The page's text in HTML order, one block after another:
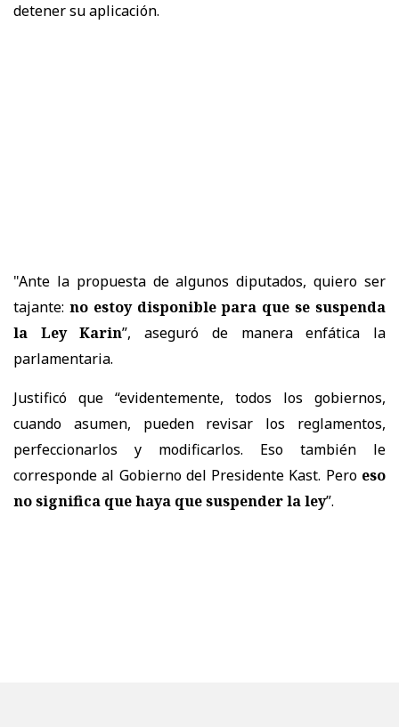
detener su aplicación.
"Ante la propuesta de algunos diputados, quiero ser
tajante: no estoy disponible para que se suspenda
la Ley Karin”, aseguró de manera enfática la
parlamentaria.
Justificó que “evidentemente, todos los gobiernos,
cuando asumen, pueden revisar los reglamentos,
perfeccionarlos y modificarlos. Eso también le
corresponde al Gobierno del Presidente Kast. Peroeso
no significa que haya que suspender la ley”.